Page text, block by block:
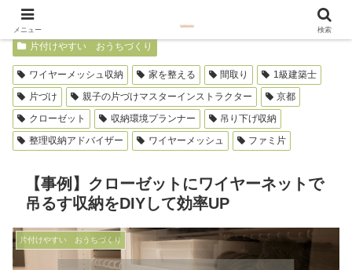
片付けやすい おうちづくり
ワイヤーメッシュ収納 家を整える 間取り
1級建築士
片づけ
親子の片づけマスターインストラクター
京都
クローゼット
収納環境プランナー
吊り下げ収納
整理収納アドバイザー
ワイヤーメッシュ ファミ片
【事例】クローゼットにワイヤーネットで
吊るす収納をDIYして効率UP
片付けやすい おうちづくり
メニュー 検索